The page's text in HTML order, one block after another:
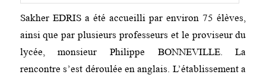
Sakher EDRIS a été accueilli par environ 75 élèves,
ainsi que par plusieurs professeurs et le proviseur du
lycée, monsieur Philippe
BONNEVILLE. La
rencontre s’est déroulée en anglais. L’établissement a